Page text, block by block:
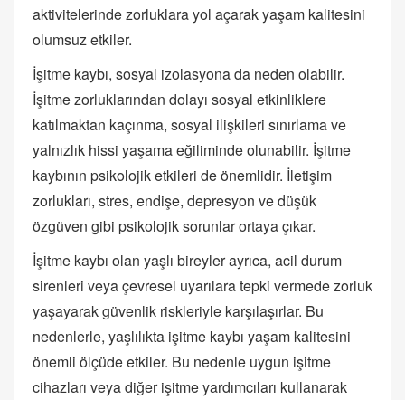
aktivitelerinde zorluklara yol açarak yaşam kalitesini
olumsuz etkiler.
İşitme kaybı, sosyal izolasyona da neden olabilir.
İşitme zorluklarından dolayı sosyal etkinliklere
katılmaktan kaçınma, sosyal ilişkileri sınırlama ve
yalnızlık hissi yaşama eğiliminde olunabilir. İşitme
kaybının psikolojik etkileri de önemlidir. İletişim
zorlukları, stres, endişe, depresyon ve düşük
özgüven gibi psikolojik sorunlar ortaya çıkar.
İşitme kaybı olan yaşlı bireyler ayrıca, acil durum
sirenleri veya çevresel uyarılara tepki vermede zorluk
yaşayarak güvenlik riskleriyle karşılaşırlar. Bu
nedenlerle, yaşlılıkta işitme kaybı yaşam kalitesini
önemli ölçüde etkiler. Bu nedenle uygun işitme
cihazları veya diğer işitme yardımcıları kullanarak